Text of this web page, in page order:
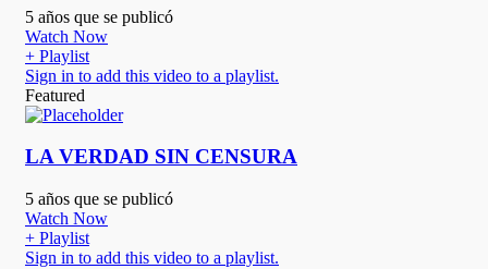
5 años que se publicó
Watch Now
+ Playlist
Sign in to add this video to a playlist.
Featured
LA VERDAD SIN CENSURA
5 años que se publicó
Watch Now
+ Playlist
Sign in to add this video to a playlist.